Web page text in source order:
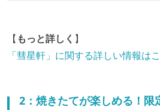
【 もっと詳しく 】
「彗星軒」に関する詳しい情報は
2：焼きたてが楽しめる！限